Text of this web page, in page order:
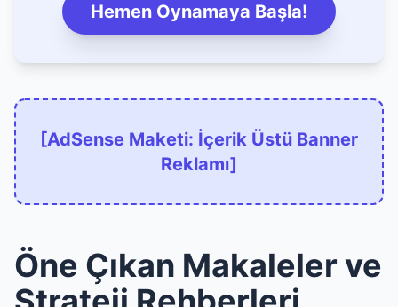
Hemen Oynamaya Başla!
[AdSense Maketi: İçerik Üstü Banner
Reklamı]
Öne Çıkan Makaleler ve